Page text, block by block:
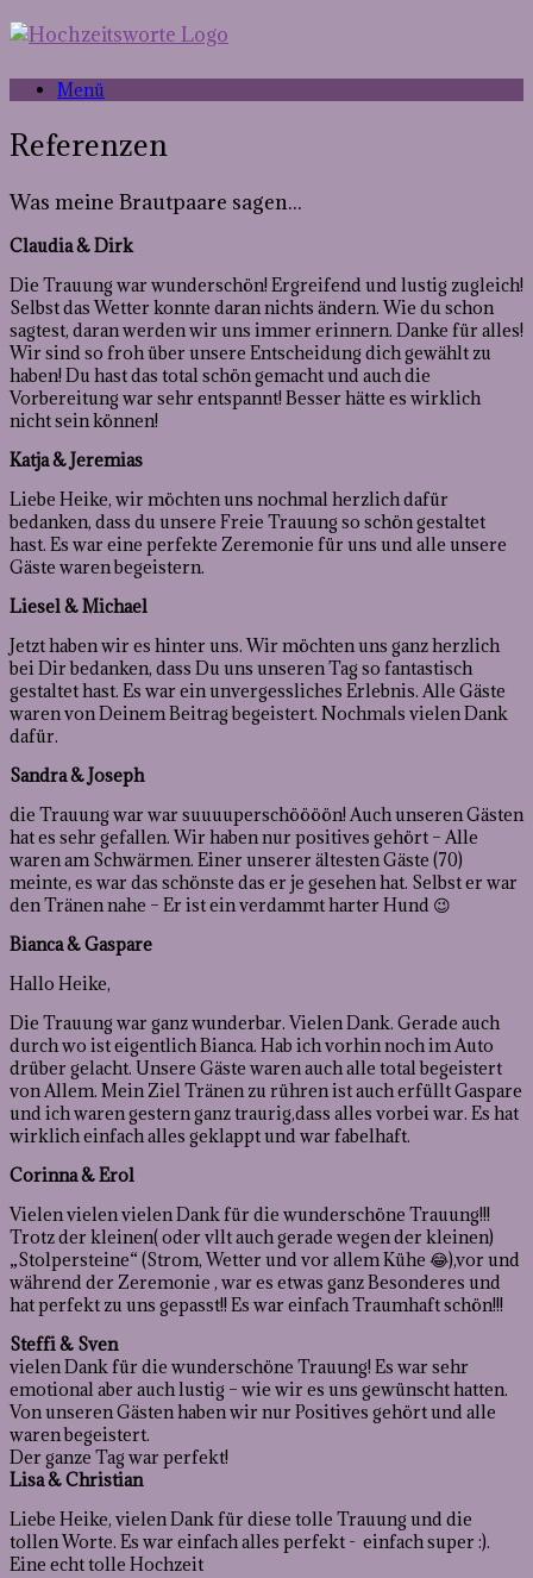
Menü
Referenzen
Was meine Brautpaare sagen...
Claudia & Dirk
Die Trauung war wunderschön! Ergreifend und lustig zugleich!
Selbst das Wetter konnte daran nichts ändern. Wie du schon
sagtest, daran werden wir uns immer erinnern. Danke für alles!
Wir sind so froh über unsere Entscheidung dich gewählt zu
haben! Du hast das total schön gemacht und auch die
Vorbereitung war sehr entspannt! Besser hätte es wirklich
nicht sein können!
Katja & Jeremias
Liebe Heike, wir möchten uns nochmal herzlich dafür
bedanken, dass du unsere Freie Trauung so schön gestaltet
hast. Es war eine perfekte Zeremonie für uns und alle unsere
Gäste waren begeistern.
Liesel & Michael
Jetzt haben wir es hinter uns. Wir möchten uns ganz herzlich
bei Dir bedanken, dass Du uns unseren Tag so fantastisch
gestaltet hast. Es war ein unvergessliches Erlebnis. Alle Gäste
waren von Deinem Beitrag begeistert. Nochmals vielen Dank
dafür.
Sandra & Joseph
die Trauung war war suuuuperschöööön! Auch unseren Gästen
hat es sehr gefallen. Wir haben nur positives gehört – Alle
waren am Schwärmen. Einer unserer ältesten Gäste (70)
meinte, es war das schönste das er je gesehen hat. Selbst er war
den Tränen nahe – Er ist ein verdammt harter Hund 😉
Bianca & Gaspare
Hallo Heike,
Die Trauung war ganz wunderbar. Vielen Dank. Gerade auch
durch wo ist eigentlich Bianca. Hab ich vorhin noch im Auto
drüber gelacht. Unsere Gäste waren auch alle total begeistert
von Allem. Mein Ziel Tränen zu rühren ist auch erfüllt Gaspare
und ich waren gestern ganz traurig,dass alles vorbei war. Es hat
wirklich einfach alles geklappt und war fabelhaft.
Corinna & Erol
Vielen vielen vielen Dank für die wunderschöne Trauung!!!
Trotz der kleinen( oder vllt auch gerade wegen der kleinen)
„Stolpersteine“ (Strom, Wetter und vor allem Kühe 😂),vor und
während der Zeremonie , war es etwas ganz Besonderes und
hat perfekt zu uns gepasst!! Es war einfach Traumhaft schön!!!
Steffi & Sven
vielen Dank für die wunderschöne Trauung! Es war sehr
emotional aber auch lustig – wie wir es uns gewünscht hatten.
Von unseren Gästen haben wir nur Positives gehört und alle
waren begeistert.
Der ganze Tag war perfekt!
Lisa & Christian
Liebe Heike, vielen Dank für diese tolle Trauung und die
tollen Worte. Es war einfach alles perfekt - einfach super :).
Eine echt tolle Hochzeit